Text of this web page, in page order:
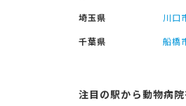
埼玉県
川口
千葉県
船橋
注目の駅から動物病